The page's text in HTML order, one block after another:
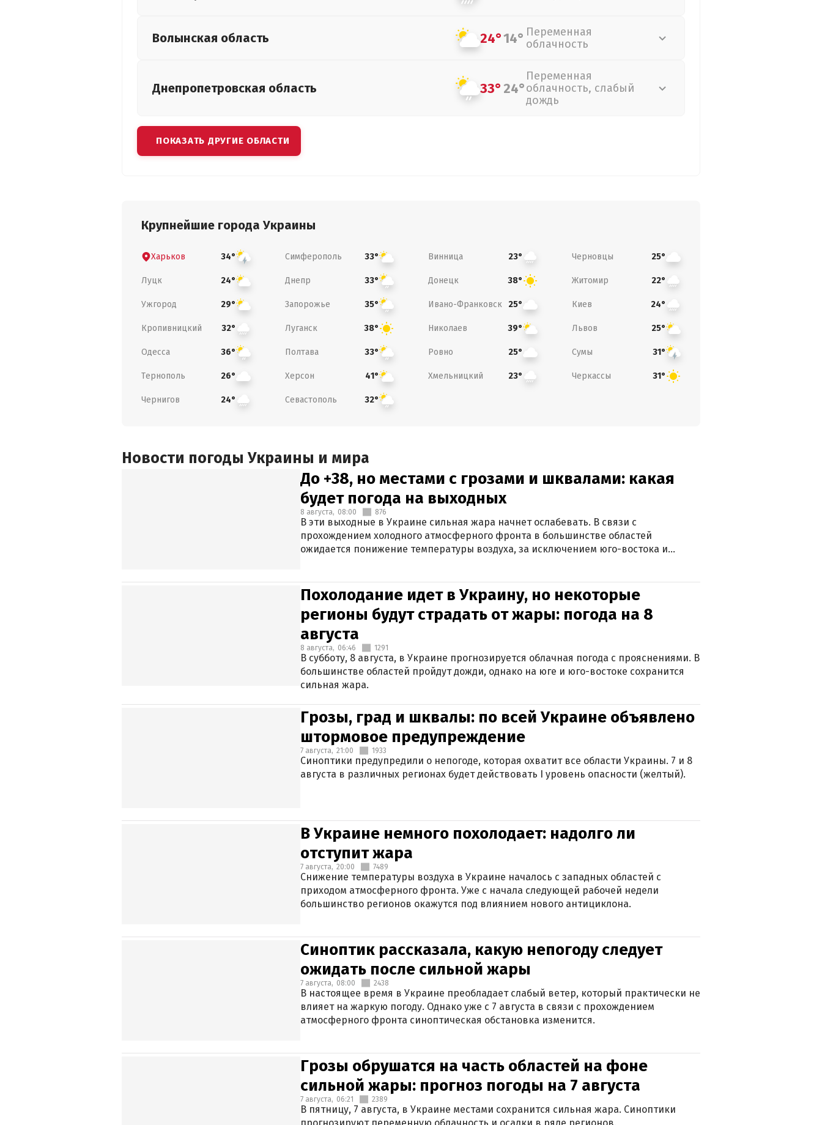
Волынская область 24°14° Переменная
облачность
Днепропетровская область 33°24°
Переменная
облачность, слабый
дождь
ПОКАЗАТЬ ДРУГИЕ ОБЛАСТИ
Крупнейшие города Украины
Харьков 34° Симферополь 33° Винница 23° Черновцы 25°
Луцк 24° Днепр 33° Донецк 38° Житомир 22°
Ужгород 29° Запорожье 35° Ивано-Франковск 25° Киев 24°
Кропивницкий 32° Луганск 38° Николаев 39° Львов 25°
Одесса 36° Полтава 33° Ровно 25° Сумы 31°
Тернополь 26° Херсон 41° Хмельницкий 23° Черкассы 31°
Чернигов 24° Севастополь 32°
Новости погоды Украины и мира
До +38, но местами с грозами и шквалами: какая
будет погода на выходных
8 августа, 08:00 876
В эти выходные в Украине сильная жара начнет ослабевать. В связи с
прохождением холодного атмосферного фронта в большинстве областей
ожидается понижение температуры воздуха, за исключением юго-востока и
Похолодание идет в Украину, но некоторые
регионы будут страдать от жары: погода на 8
августа
8 августа, 06:46 1291
В субботу, 8 августа, в Украине прогнозируется облачная погода с прояснениями. В
большинстве областей пройдут дожди, однако на юге и юго-востоке сохранится
сильная жара.
Грозы, град и шквалы: по всей Украине объявлено
штормовое предупреждение
7 августа, 21:00 1933
Синоптики предупредили о непогоде, которая охватит все области Украины. 7 и 8
августа в различных регионах будет действовать I уровень опасности (желтый).
В Украине немного похолодает: надолго ли
отступит жара
7 августа, 20:00 7489
Снижение температуры воздуха в Украине началось с западных областей с
приходом атмосферного фронта. Уже с начала следующей рабочей недели
большинство регионов окажутся под влиянием нового антициклона.
Синоптик рассказала, какую непогоду следует
ожидать после сильной жары
7 августа, 08:00 2438
В настоящее время в Украине преобладает слабый ветер, который практически не
влияет на жаркую погоду. Однако уже с 7 августа в связи с прохождением
атмосферного фронта синоптическая обстановка изменится.
Грозы обрушатся на часть областей на фоне
сильной жары: прогноз погоды на 7 августа
7 августа, 06:21 2389
В пятницу, 7 августа, в Украине местами сохранится сильная жара. Синоптики